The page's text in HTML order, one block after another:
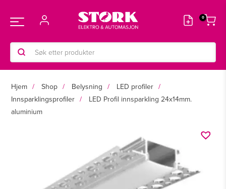
rett
innholdet
Main
Menu
Products
search
Hjem Shop Belysning
LED profiler
Innsparklingsprofiler
LED Profil innsparkling 24x14mm.
aluminium